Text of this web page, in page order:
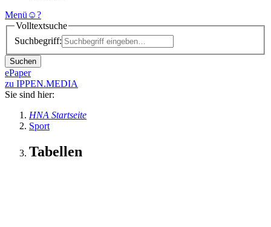
Menü ☺?
Volltextsuche
Suchbegriff:
Suchen
ePaper
zu IPPEN.MEDIA
Sie sind hier:
HNA Startseite
Sport
Tabellen